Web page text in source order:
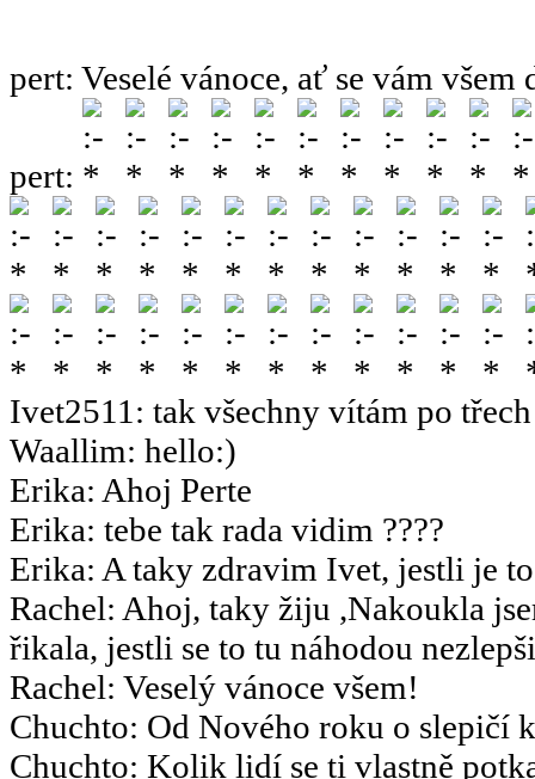
pert: Veselé vánoce, ať se vám všem
pert:
Ivet2511 : tak všechny vítám po
Waallim: hello:)
Erika: Ahoj Perte
Erika: tebe tak rada vidim ????
Erika: A taky zdravim Ivet, jestli je
Rachel: Ahoj, taky žiju ,Nakoukla
řikala, jestli se to tu náhodou
Rachel: Veselý vánoce všem!
Chuchto: Od Nového roku o slepičí
Chuchto: Kolik lidí se ti vlastně